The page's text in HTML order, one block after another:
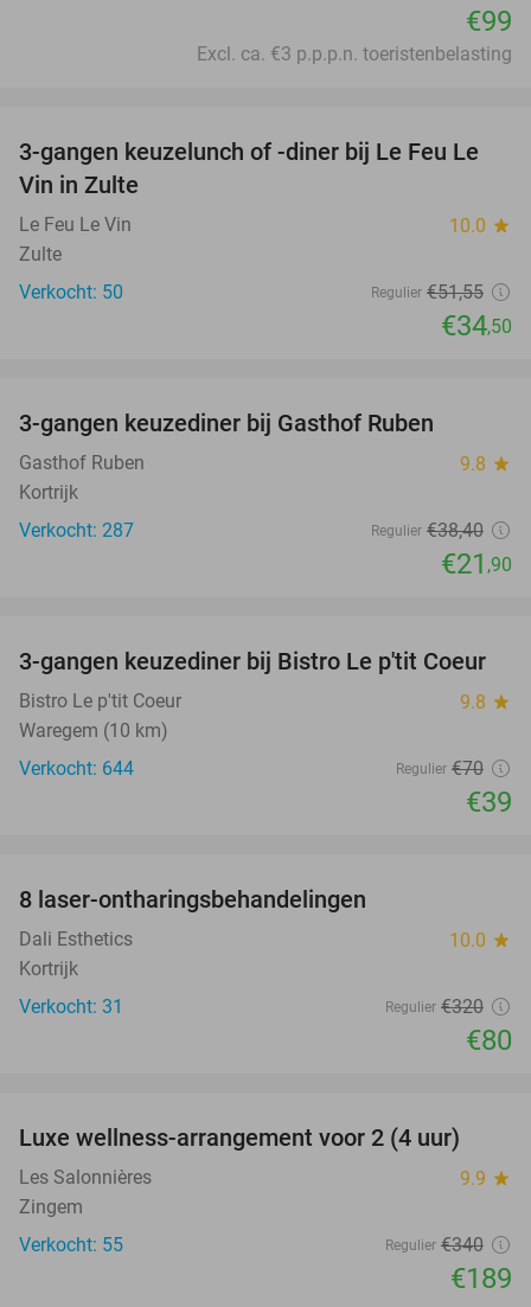
€99
Excl. ca. €3 p.p.p.n. toeristenbelasting
33%
3-gangen keuzelunch of -diner bij Le Feu Le
Vin in Zulte
Le Feu Le Vin 10.0 star
Zulte
Verkocht: 50
Regulier €51,55
€34,50
3-gangen keuzediner bij Gasthof Ruben
Gasthof Ruben 9.8 star
Kortrijk
Verkocht: 287
Regulier €38,40
€21 ,90
44%
3-gangen keuzediner bij Bistro Le p'tit Coeur
Bistro Le p'tit Coeur 9.8 star
Waregem (10 km)
Verkocht: 644
Regulier €70
€39
8 laser-ontharingsbehandelingen
Dali Esthetics 10.0 star
Kortrijk
Verkocht: 31
Regulier €320
€80
44%
Luxe wellness-arrangement voor 2 (4 uur)
Les Salonnières 9.9 star
Zingem
Verkocht: 55
Regulier €340
€189